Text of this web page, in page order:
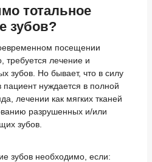
тотальное
зубов?
посещении
требуется лечение и
зубов. Но бывает, что в силу
пациент нуждается в полной
лечении как мягких тканей
разрушенных и/или
зубов.
зубов необходимо, если: